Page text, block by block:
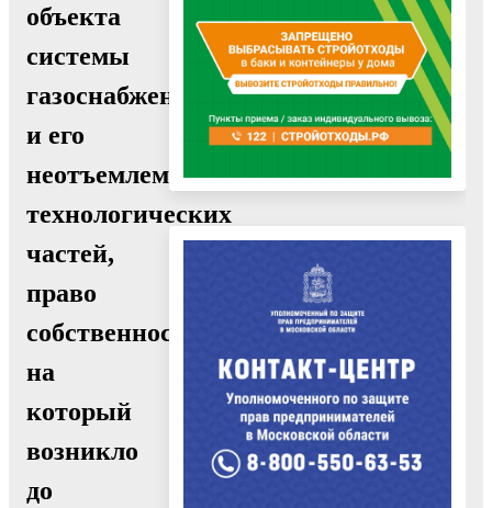
объекта
системы
газоснабжения
и его
неотъемлемых
технологических
частей,
право
собственности
на
который
возникло
до